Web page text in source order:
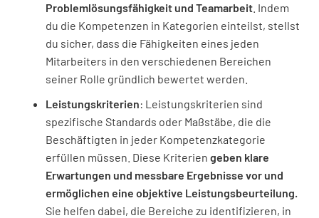
Problemlösungsfähigkeit und Teamarbeit . Indem
du die Kompetenzen in Kategorien einteilst, stellst
du sicher, dass die Fähigkeiten eines jeden
Mitarbeiters in den verschiedenen Bereichen
seiner Rolle gründlich bewertet werden.
Leistungskriterien: Leistungskriterien sind
spezifische Standards oder Maßstäbe, die die
Beschäftigten in jeder Kompetenzkategorie
erfüllen müssen. Diese Kriterien geben klare
Erwartungen und messbare Ergebnisse vor und
ermöglichen eine objektive Leistungsbeurteilung.
Sie helfen dabei, die Bereiche zu identifizieren, in